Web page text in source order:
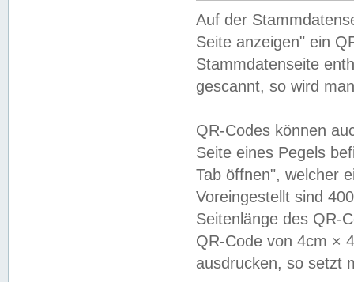
Auf der
Seite anzeigen" ein
Stammdatenseite
gescannt, so wird
QR-Codes können
Seite eines Pegels
Tab öffnen", welcher
Voreingestellt sind
Seitenlänge des QR-
QR-Code von 4cm ×
ausdrucken, so setzt